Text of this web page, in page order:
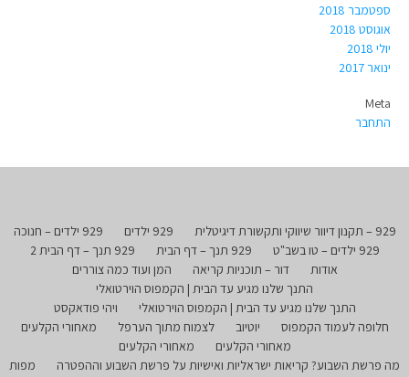
ספטמבר 2018
אוגוסט 2018
יולי 2018
ינואר 2017
Meta
התחבר
929 – תקנון דיוור שיווקי ותקשורת דיגיטלית 929 ילדים
929 ילדים – חנוכה
929 ילדים – טו בשב"ט
929 תנך – דף הבית
929 תנך – דף הבית 2
אודות
דור – תוכניות קריאה
המן ועוד כמה צוררים
התנך שלנו מגיע עד הבית | הקמפוס הוירטואלי
התנך שלנו מגיע עד הבית | הקמפוס הוירטואלי
ויהי פודאקסט
חלופה לעמוד הקמפוס
יוטיוב לצמוח מתוך הערפל
מאחורי הקלעים
מאחורי הקלעים
מאחורי הקלעים
מה פרשת השבוע? קריאות ישראליות ואישיות על פרשת השבוע וההפטרה
מפות